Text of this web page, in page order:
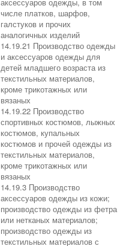
числе платков, шарфов,
галстуков и прочих
аналогичных изделий
14.19.21 Производство одежды
и аксессуаров одежды для
детей младшего возраста из
текстильных материалов,
кроме трикотажных или
вязаных
14.19.22 Производство
спортивных костюмов, лыжных
костюмов, купальных
костюмов и прочей одежды из
текстильных материалов,
кроме трикотажных или
вязаных
14.19.3 Производство
аксессуаров одежды из кожи;
производство одежды из фетра
или нетканых материалов;
производство одежды из
текстильных материалов с